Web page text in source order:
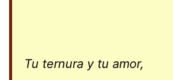
Tu ternura y tu amor,